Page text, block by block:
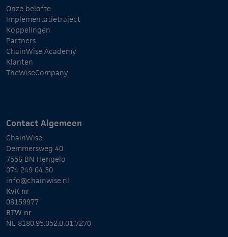
Onze belofte
Implementatietraject
Koppelingen
Partners
ChainWise Academy
Klanten
TheWiseCompany
Contact Algemeen
ChainWise
Demmersweg 40
7556 BN Hengelo
074 249 04 30
info@chainwise.nl
KvK nr
08159977
BTW nr
NL 8180.95.052.B.01.7270